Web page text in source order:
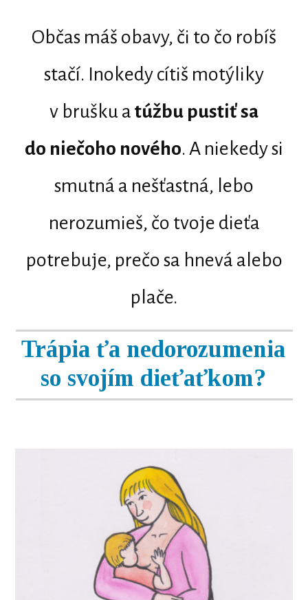
Občas máš obavy, či to čo robíš
stačí. Inokedy cítiš motýliky
v brušku a túžbu pustiť sa
do niečoho nového. A niekedy si
smutná a nešťastná, lebo
nerozumieš, čo tvoje dieťa
potrebuje, prečo sa hnevá alebo
plače.
Trápia ťa nedorozumenia
so svojím dieťaťkom?